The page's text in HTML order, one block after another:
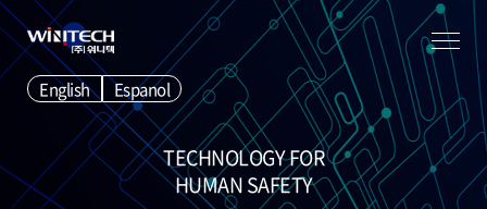
English Espanol
TECHNOLOGY FOR
HUMAN SAFETY